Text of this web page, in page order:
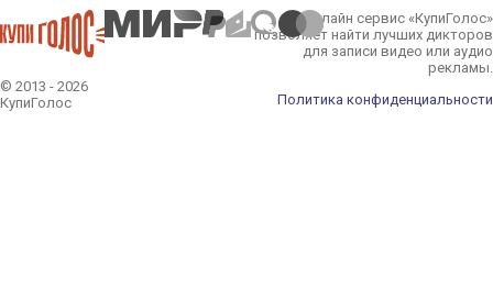
© 2013 - 2026
КупиГолос
Онлайн сервис «КупиГолос»
позволяет найти лучших дикторов
для записи видео или аудио
рекламы.
Политика конфиденциальности